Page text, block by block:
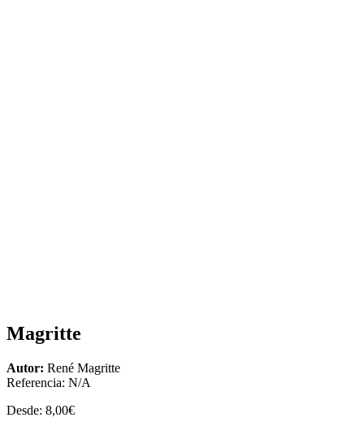
Magritte
Autor: René Magritte
Referencia: N/A
Desde: 8,00€